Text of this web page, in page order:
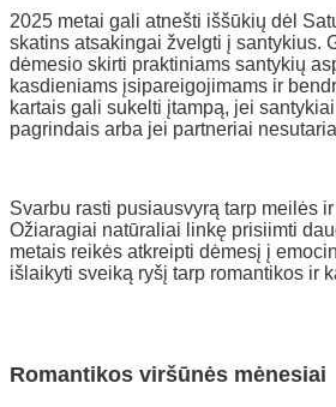
2025 metai gali atnešti iššūkių dėl
skatins atsakingai žvelgti į santykius.
dėmesio skirti praktiniams santykių
kasdieniams įsipareigojimams ir
kartais gali sukelti įtampą, jei
pagrindais arba jei partneriai
Svarbu rasti pusiausvyrą tarp meilės
Ožiaragiai natūraliai linkę prisiimti
metais reikės atkreipti dėmesį į
išlaikyti sveiką ryšį tarp romantikos ir
Romantikos viršūnės mėnesiai